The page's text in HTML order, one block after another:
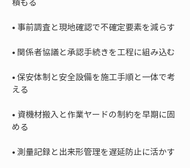
•
•
• 保安体制と安全設備を施工手順と一体で考
• 資機材搬入と作業ヤードの制約を早期に固
•